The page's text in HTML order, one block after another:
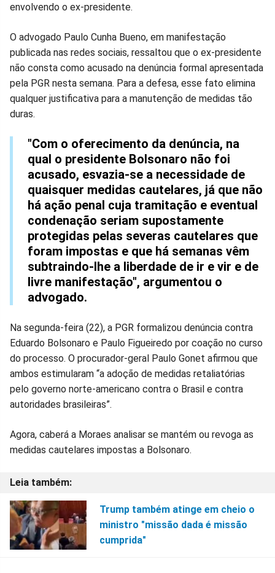
envolvendo o ex-presidente.
O advogado Paulo Cunha Bueno, em manifestação
publicada nas redes sociais, ressaltou que o ex-presidente
não consta como acusado na denúncia formal apresentada
pela PGR nesta semana. Para a defesa, esse fato elimina
qualquer justificativa para a manutenção de medidas tão
duras.
"Com o oferecimento da denúncia, na
qual o presidente Bolsonaro não foi
acusado, esvazia-se a necessidade de
quaisquer medidas cautelares, já que não
há ação penal cuja tramitação e eventual
condenação seriam supostamente
protegidas pelas severas cautelares que
foram impostas e que há semanas vêm
subtraindo-lhe a liberdade de ir e vir e de
livre manifestação", argumentou o
advogado.
Na segunda-feira (22), a PGR formalizou denúncia contra
Eduardo Bolsonaro e Paulo Figueiredo por coação no curso
do processo. O procurador-geral Paulo Gonet afirmou que
ambos estimularam “a adoção de medidas retaliatórias
pelo governo norte-americano contra o Brasil e contra
autoridades brasileiras”.
Agora, caberá a Moraes analisar se mantém ou revoga as
medidas cautelares impostas a Bolsonaro.
Trump também atinge em cheio o
ministro "missão dada é missão
cumprida"